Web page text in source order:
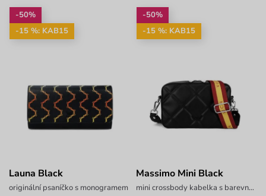
-50%
-15 %: KAB15
Launa Black
originální psaníčko s monogramem
-50%
-15 %: KAB15
Massimo Mini Black
mini crossbody kabelka s barevným popruhem